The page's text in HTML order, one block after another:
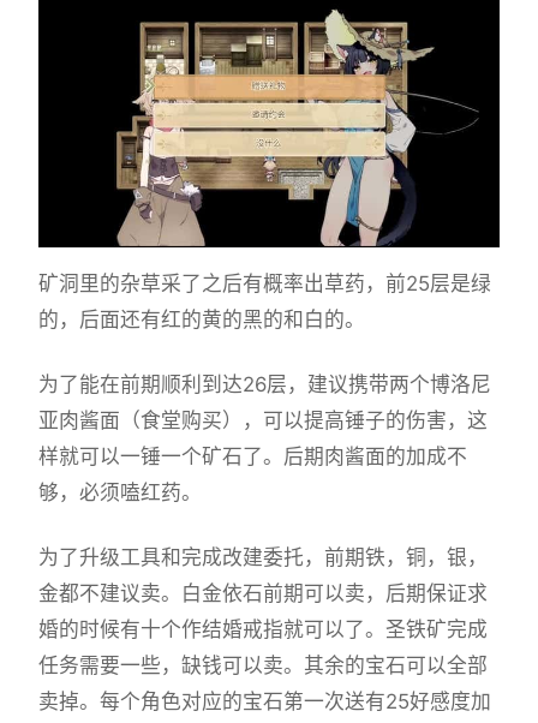
矿洞里的杂草采了之后有概率出草药，前25层是绿
的，后面还有红的黄的黑的和白的。
为了能在前期顺利到达26层，建议携带两个博洛尼
亚肉酱面（食堂购买），可以提高锤子的伤害，这
样就可以一锤一个矿石了。后期肉酱面的加成不
够，必须嗑红药。
为了升级工具和完成改建委托，前期铁，铜，银，
金都不建议卖。白金依石前期可以卖，后期保证求
婚的时候有十个作结婚戒指就可以了。圣铁矿完成
任务需要一些，缺钱可以卖。其余的宝石可以全部
卖掉。每个角色对应的宝石第一次送有25好感度加